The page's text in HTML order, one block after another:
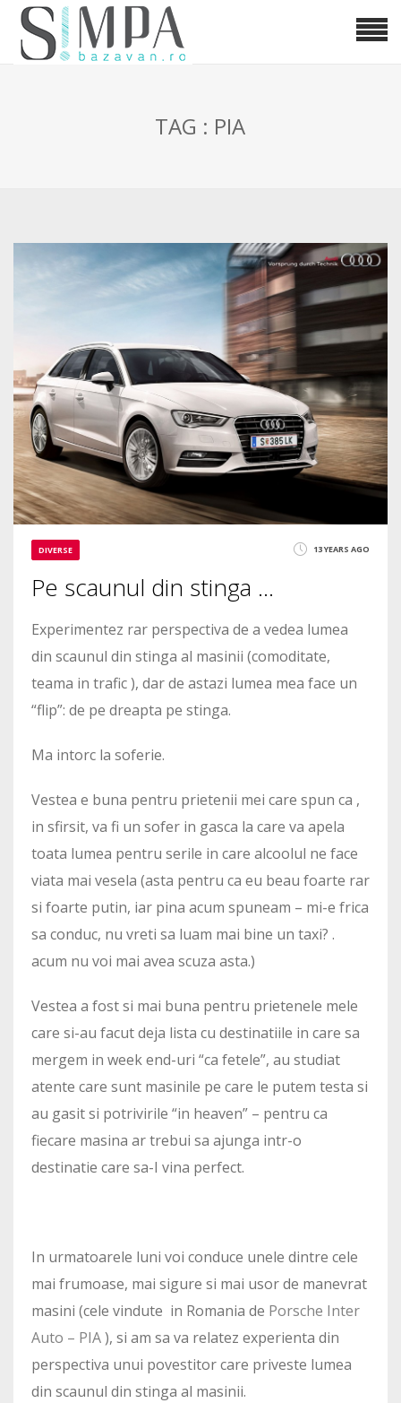
TAG : PIA
DIVERSE 13 YEARS AGO
Pe scaunul din stinga …
Experimentez rar perspectiva de a vedea lumea
din scaunul din stinga al masinii (comoditate,
teama in trafic ), dar de astazi lumea mea face un
“flip”: de pe dreapta pe stinga.
Ma intorc la soferie.
Vestea e buna pentru prietenii mei care spun ca ,
in sfirsit, va fi un sofer in gasca la care va apela
toata lumea pentru serile in care alcoolul ne face
viata mai vesela (asta pentru ca eu beau foarte rar
si foarte putin, iar pina acum spuneam – mi-e frica
sa conduc, nu vreti sa luam mai bine un taxi? .
acum nu voi mai avea scuza asta.)
Vestea a fost si mai buna pentru prietenele mele
care si-au facut deja lista cu destinatiile in care sa
mergem in week end-uri “ca fetele”, au studiat
atente care sunt masinile pe care le putem testa si
au gasit si potrivirile “in heaven” – pentru ca
fiecare masina ar trebui sa ajunga intr-o
destinatie care sa-I vina perfect.
In urmatoarele luni voi conduce unele dintre cele
mai frumoase, mai sigure si mai usor de manevrat
masini (cele vindute in Romania de Porsche Inter
Auto – PIA), si am sa va relatez experienta din
perspectiva unui povestitor care priveste lumea
din scaunul din stinga al masinii.